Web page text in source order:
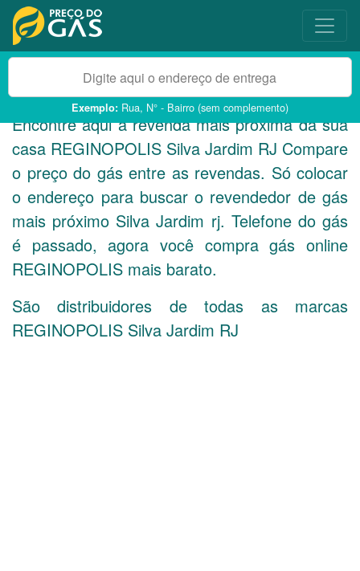
Exemplo: Rua, N° - Bairro (sem complemento)
Encontre aqui a revenda mais próxima da sua
casa REGINOPOLIS Silva Jardim RJ Compare
o preço do gás entre as revendas. Só colocar
o endereço para buscar o revendedor de gás
mais próximo Silva Jardim rj. Telefone do gás
é passado, agora você compra gás online
REGINOPOLIS mais barato.
São distribuidores de todas as marcas
REGINOPOLIS Silva Jardim RJ